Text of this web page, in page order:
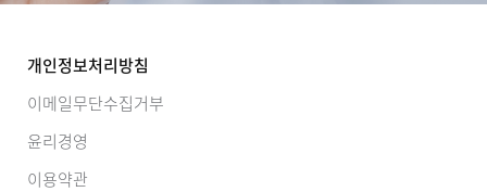
개인정보처리방침
이메일무단수집거부
윤리경영
이용약관